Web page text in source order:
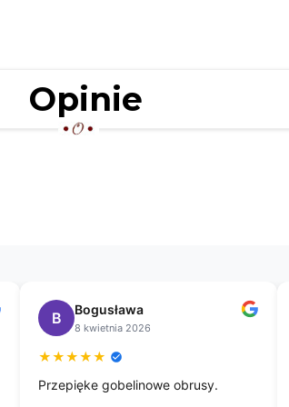
Opinie
K Katarzyna
26 lutego 2026
★★★★★
Zawsze błyskawiczne